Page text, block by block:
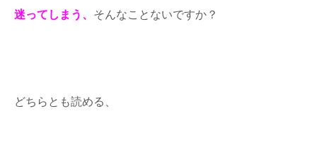
迷ってしまう、 そんなことないですか？
どちらとも読める、